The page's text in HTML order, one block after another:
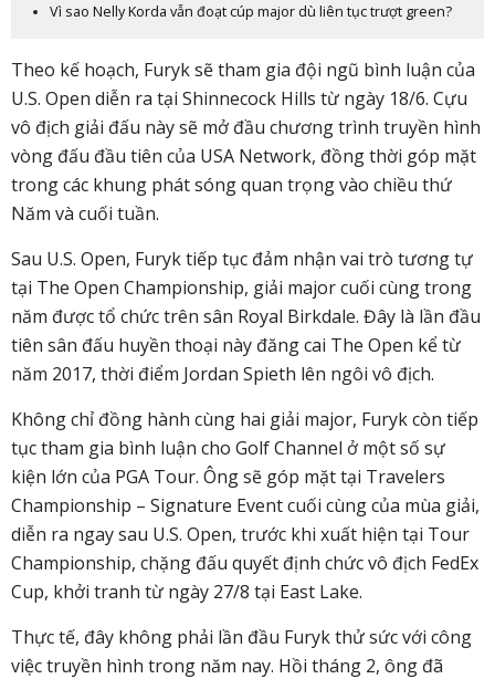
Vì sao Nelly Korda vẫn đoạt cúp major dù liên tục trượt green?
Theo kế hoạch, Furyk sẽ tham gia đội ngũ bình luận của
U.S. Open diễn ra tại Shinnecock Hills từ ngày 18/6. Cựu
vô địch giải đấu này sẽ mở đầu chương trình truyền hình
vòng đấu đầu tiên của USA Network, đồng thời góp mặt
trong các khung phát sóng quan trọng vào chiều thứ
Năm và cuối tuần.
Sau U.S. Open, Furyk tiếp tục đảm nhận vai trò tương tự
tại The Open Championship, giải major cuối cùng trong
năm được tổ chức trên sân Royal Birkdale. Đây là lần đầu
tiên sân đấu huyền thoại này đăng cai The Open kể từ
năm 2017, thời điểm Jordan Spieth lên ngôi vô địch.
Không chỉ đồng hành cùng hai giải major, Furyk còn tiếp
tục tham gia bình luận cho Golf Channel ở một số sự
kiện lớn của PGA Tour. Ông sẽ góp mặt tại Travelers
Championship – Signature Event cuối cùng của mùa giải,
diễn ra ngay sau U.S. Open, trước khi xuất hiện tại Tour
Championship, chặng đấu quyết định chức vô địch FedEx
Cup, khởi tranh từ ngày 27/8 tại East Lake.
Thực tế, đây không phải lần đầu Furyk thử sức với công
việc truyền hình trong năm nay. Hồi tháng 2, ông đã